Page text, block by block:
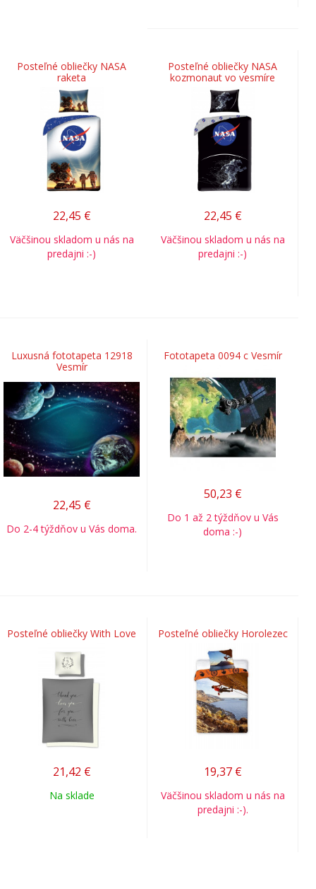
Posteľné obliečky NASA
raketa
22,45 €
Väčšinou skladom u nás na
predajni :-)
Posteľné obliečky NASA
kozmonaut vo vesmíre
22,45 €
Väčšinou skladom u nás na
predajni :-)
Luxusná fototapeta 12918
Vesmír
22,45 €
Do 2-4 týždňov u Vás doma.
Fototapeta 0094 c Vesmír
50,23 €
Do 1 až 2 týždňov u Vás
doma :-)
Posteľné obliečky With Love
21,42 €
Na sklade
Posteľné obliečky Horolezec
19,37 €
Väčšinou skladom u nás na
predajni :-).